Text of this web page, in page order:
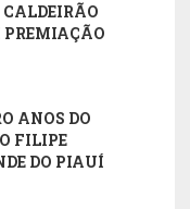
PREMIAÇÃO
ANOS DO
FILIPE
DO PIAUÍ